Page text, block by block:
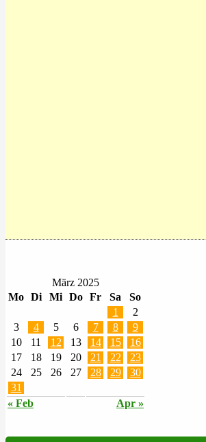
März 2025
Mo Di Mi Do Fr Sa So
« Feb Apr »
1
2
3
4 5 6 7 8
9
10
11 12 13 14 15
16
17
18 19 20 21 22
23
24
25 26 27 28 29
30
31